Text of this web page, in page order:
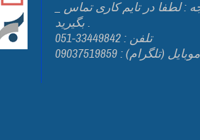
بگیرید .
تلفن : 33449842-051
موبایل (تلگرام) : 09037519859